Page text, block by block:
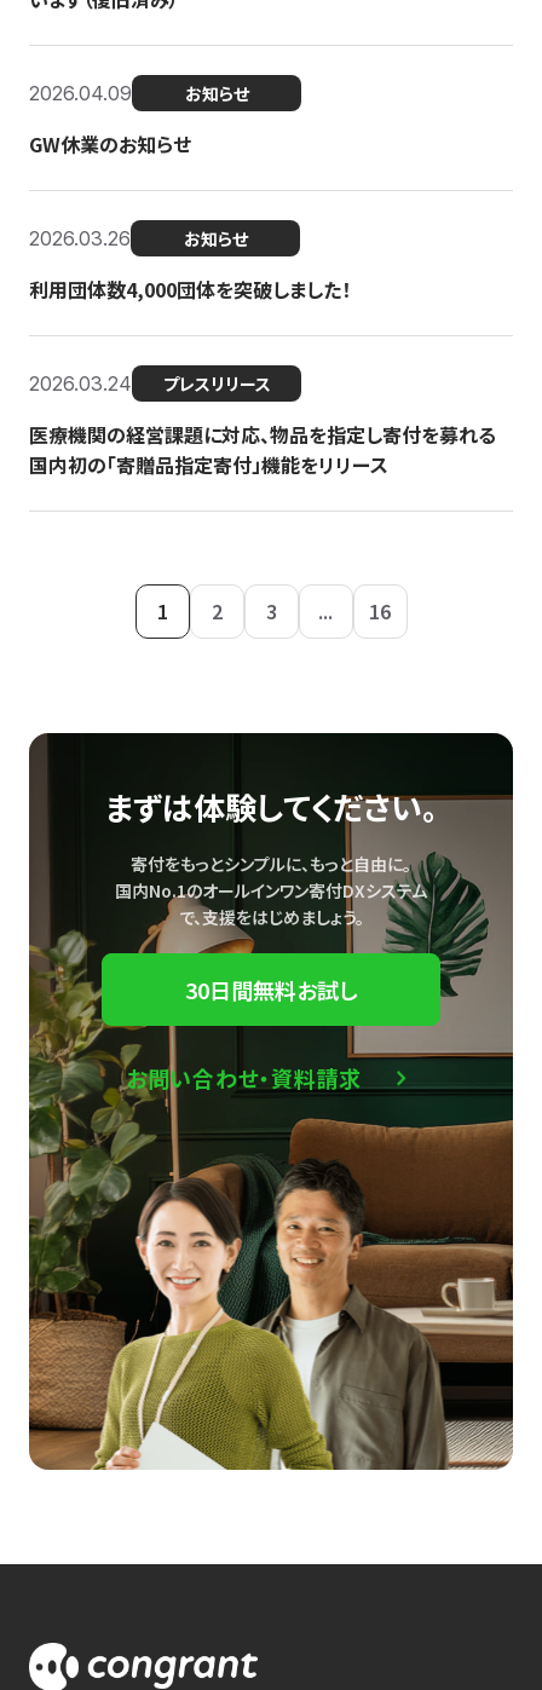
2026.04.09 お知らせ
GW休業のお知らせ
2026.03.26 お知らせ
利用団体数4,000団体を突破しました！
2026.03.24 プレスリリース
医療機関の経営課題に対応、物品を指定し寄付を募れる
国内初の「寄贈品指定寄付」機能をリリース
1 2 3 ... 16
まずは体験してください。
寄付をもっとシンプルに、もっと自由に。
国内No.1のオールインワン寄付DXシステム
で、支援をはじめましょう。
30日間無料お試し
お問い合わせ・資料請求